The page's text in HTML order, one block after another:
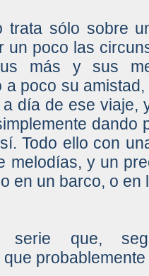
trata sólo sobre
un poco las
más y sus
a poco su
día de ese viaje,
dando
Todo ello con
melodías, y un
en un barco, o en
que,